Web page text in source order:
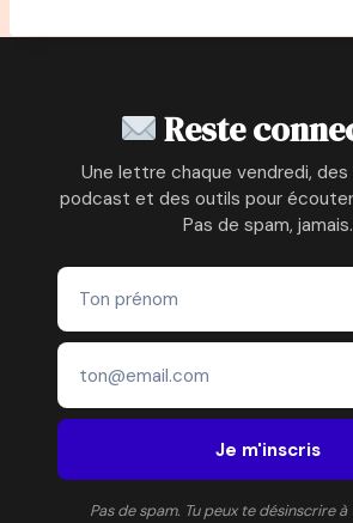
Reste
Une lettre chaque vendredi,
podcast et des outils pour
Pas de spam, jamais.
Je m'inscris
Pas de spam. Tu peux te désinscrire